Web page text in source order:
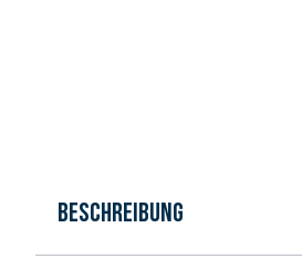
Beschreibung